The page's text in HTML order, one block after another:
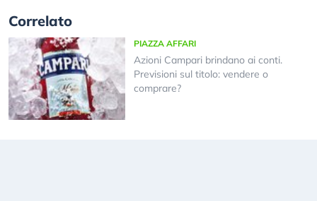
Correlato
PIAZZA AFFARI
Azioni Campari brindano ai conti.
Previsioni sul titolo: vendere o
comprare?